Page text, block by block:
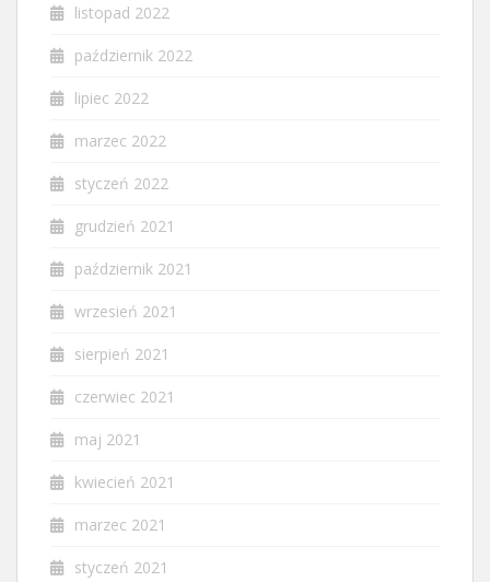
listopad 2022
październik 2022
lipiec 2022
marzec 2022
styczeń 2022
grudzień 2021
październik 2021
wrzesień 2021
sierpień 2021
czerwiec 2021
maj 2021
kwiecień 2021
marzec 2021
styczeń 2021